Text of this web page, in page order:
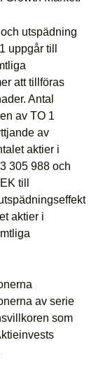
utspädning
uppgår till
att tillföras
Antal
av TO 1
av
aktier i
305 988 och
till
aktier i
av serie
som